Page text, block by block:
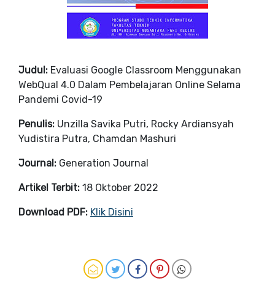
Judul: Evaluasi Google Classroom Menggunakan
WebQual 4.0 Dalam Pembelajaran Online Selama
Pandemi Covid-19
Penulis: Unzilla Savika Putri, Rocky Ardiansyah
Yudistira Putra, Chamdan Mashuri
Journal: Generation Journal
Artikel Terbit: 18 Oktober 2022
Download PDF: Klik Disini